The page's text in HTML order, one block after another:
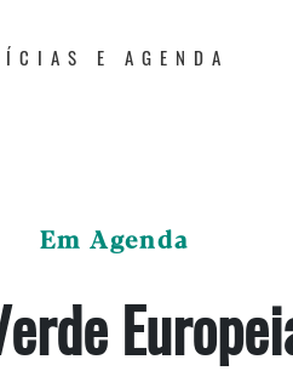
E AGENDA
Em Agenda